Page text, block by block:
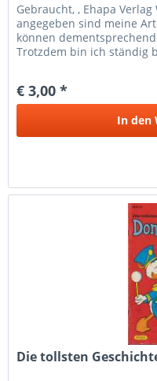
Gebraucht, , Ehapa
angegeben sind meine
können
Trotzdem bin ich ständig
€ 3,00 *
In den
Die tollsten